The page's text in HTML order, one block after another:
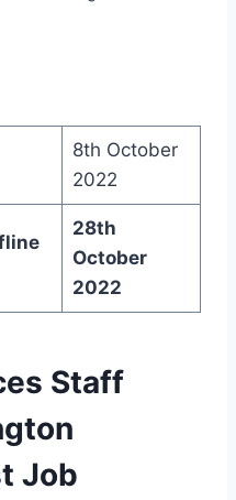
8th October
2022
28th
October
2022
Staff
Job